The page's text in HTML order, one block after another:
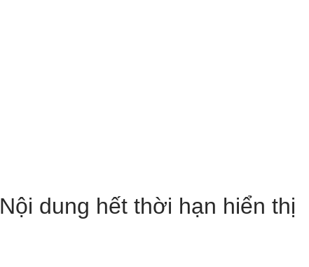
Nội dung hết thời hạn hiển thị